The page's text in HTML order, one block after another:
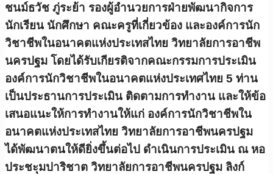
ชนม์ธวัช ภู่ระย้า รองผู้อำนวยการฝ่ายพัฒนากิจการ
นักเรียน นักศึกษา คณะครูที่เกี่ยวข้อง และองค์การนัก
วิชาชีพในอนาคตแห่งประเทสไทย วิทยาลัยการอาชีพ
นครปฐม โดยได้รับเกียรติจากคณะกรรมการประเมิน
องค์การนักวิชาชีพในอนาคตแห่งประเทศไทย 5 ท่าน
เป็นประธานการประเมิน ติดตามการทำงาน และให้ข้อ
เสนอแนะให้การทำงานให้แก่ องค์การนักวิชาชีพใน
อนาคตแห่งประเทสไทย วิทยาลัยการอาชีพนครปฐม
ได้พัฒนาตนให้ดียิ่งขึ้นต่อไป ดำเนินการประเมิน ณ หอ
ประชะุมปาริชาต วิทยาลัยการอาชีพนครปฐม ลิงก์